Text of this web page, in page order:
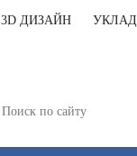
3D ДИЗАЙН